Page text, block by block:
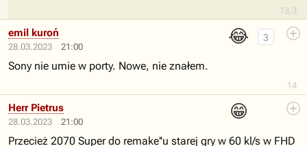
13.3
28.03.2023 21:00
😂
14
3
emil kuroń
Sony nie umie w porty. Nowe, nie znałem.
28.03.2023 21:00
😁
Herr Pietrus
Przecież 2070 Super do remake''u starej gry w 60 kl/s w FHD